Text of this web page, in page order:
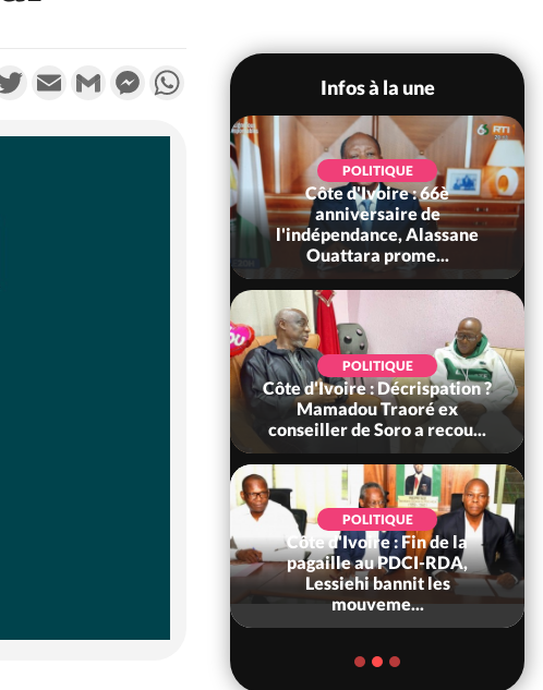
TwitterEmail Gmail MessengerWhatsApp
Infos à la une
de Biya, Hiram
appelle le conseil
POLITIQUE
Côte d'Ivoire : 66è
anniversaire de
l'indépendance, Alassane
Ouattara prome...
POLITIQUE
Côte d'Ivoire : Décrispation ?
Mamadou Traoré ex
conseiller de Soro a recou...
POLITIQUE
Côte d'Ivoire : Fin de la
pagaille au PDCI-RDA,
Lessiehi bannit les
mouveme...